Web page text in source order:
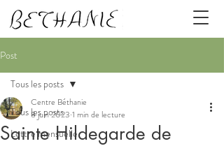
Post
Tous les posts
Lettre mensuelle
Tous les posts
Sainte Hildegarde de
Centre Béthanie
8 juin 2023 1 min de lecture